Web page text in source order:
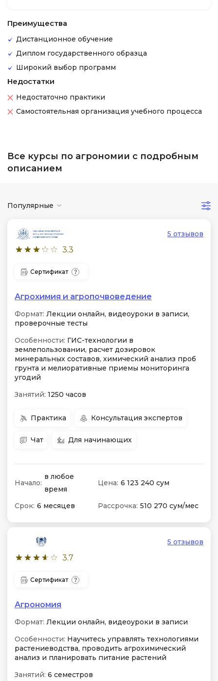
Преимущества
Дистанционное обучение
Диплом государственного образца
Широкий выбор программ
Недостатки
Недостаточно практики
Самостоятельная организация учебного процесса
Все курсы по агрономии с подробным
описанием
Популярные
3.3
5 отзывов
Сертификат
Агрохимия и агропочвоведение
Формат: Лекции онлайн, видеоуроки в записи,
проверочные тесты
Особенности: ГИС-технологии в
землепользовании, расчет дозировок
минеральных составов, химический анализ проб
грунта и мелиоративные приемы мониторинга
угодий
Занятий: 1250 часов
Практика Консультация экспертов
Чат Для начинающих
Начало:
в любое
время
Цена: 6 123 240 сум
Срок: 6 месяцев Рассрочка: 510 270 сум/мес
3.7
5 отзывов
Сертификат
Агрономия
Формат: Лекции онлайн, видеоуроки в записи
Особенности: Научитесь управлять технологиями
растениеводства, проводить агрохимический
анализ и планировать питание растений
Занятий: 6 семестров